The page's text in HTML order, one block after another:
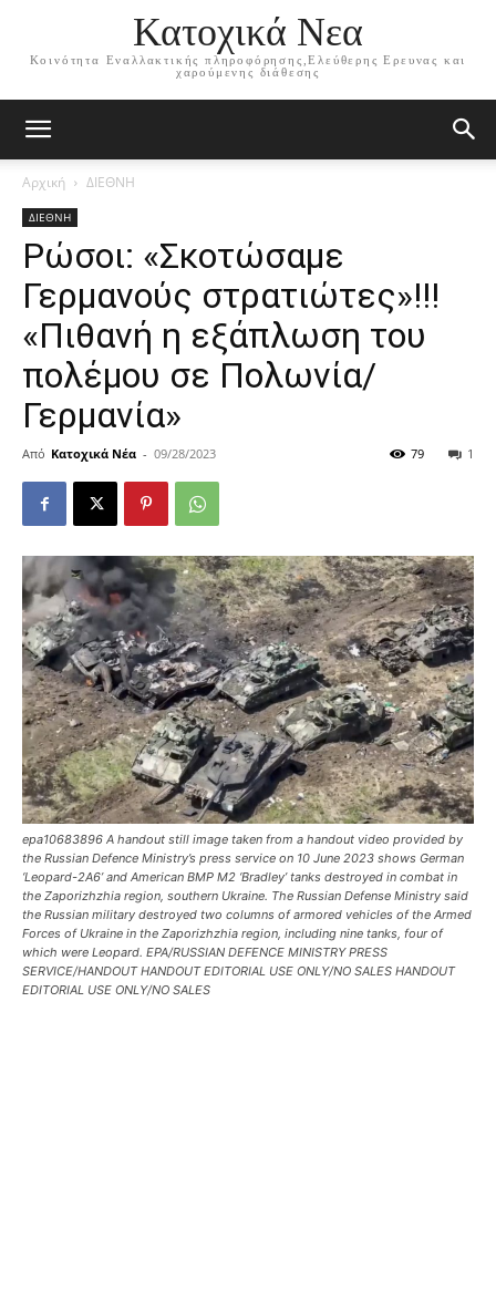
Κατοχικά Νεα
Κοινότητα Εναλλακτικής πληροφόρησης,Ελεύθερης Ερευνας και
χαρούμενης διάθεσης
Αρχική ΔΙΕΘΝΗ
ΔΙΕΘΝΗ
Ρώσοι: «Σκοτώσαμε
Γερμανούς στρατιώτες»!!!
«Πιθανή η εξάπλωση του
πολέμου σε Πολωνία/
Γερμανία»
Από Κατοχικά Νέα - 09/28/2023 1
79
epa10683896 A handout still image taken from a handout video provided by
the Russian Defence Ministry’s press service on 10 June 2023 shows German
‘Leopard-2A6’ and American BMP M2 ‘Bradley’ tanks destroyed in combat in
the Zaporizhzhia region, southern Ukraine. The Russian Defense Ministry said
the Russian military destroyed two columns of armored vehicles of the Armed
Forces of Ukraine in the Zaporizhzhia region, including nine tanks, four of
which were Leopard. EPA/RUSSIAN DEFENCE MINISTRY PRESS
SERVICE/HANDOUT HANDOUT EDITORIAL USE ONLY/NO SALES HANDOUT
EDITORIAL USE ONLY/NO SALES